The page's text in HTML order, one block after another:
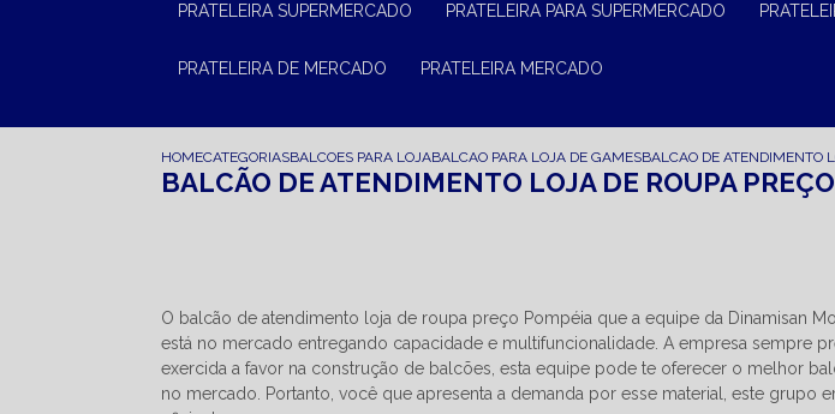
PRATELEIRA SUPERMERCADO PRATELEIRA PARA SUPERMERCADO
PRATELEIRA DE MERCADO PRATELEIRA MERCADO
HOMECATEGORIASBALCOES PARA LOJABALCAO PARA LOJA DE GAMESBALCAO DE ATENDIMENTO
BALCÃO DE ATENDIMENTO LOJA DE ROUPA
O balcão de atendimento loja de roupa preço Pompéia que a equipe da Dinamisan
está no mercado entregando capacidade e multifuncionalidade. A empresa sempre
exercida a favor na construção de balcões, esta equipe pode te oferecer o melhor
no mercado. Portanto, você que apresenta a demanda por esse material, este grupo